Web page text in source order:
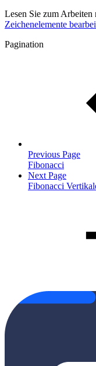
Lesen Sie zum Arbeiten
Zeichenelemente
Pagination
Previous Page
Fibonacci
Next Page
Fibonacci